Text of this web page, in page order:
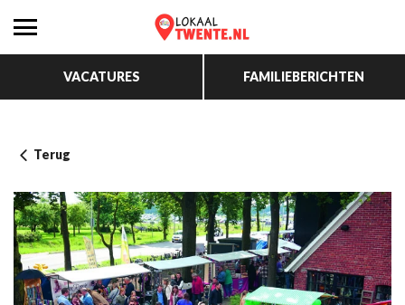
VACATURES FAMILIEBERICHTEN
Terug